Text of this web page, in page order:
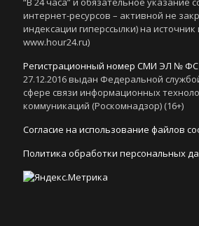
интернет-ресурсов – активной не
индексации гиперссылки) на
www.hour24.ru)
Регистрационный номер СМИ ЭЛ № ФС
27.12.2016 выдан Федеральной
сфере связи информационных
коммуникаций (Роскомнадзор) (16+)
Согласие на использование файлов
Политика обработки персональных